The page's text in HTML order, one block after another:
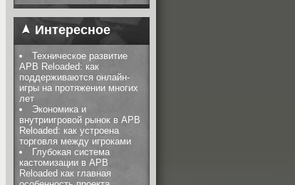
Интересное
Техническое развитие
APB Reloaded: как
поддерживаются онлайн-
игры на протяжении многих
лет
Экономика и
внутриигровой рынок в APB
Reloaded: как устроена
торговля между игроками
Глубокая система
кастомизации в APB
Reloaded как главная